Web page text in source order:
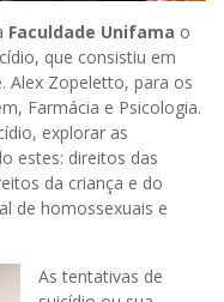
Faculdade Unifama o
que consistiu em
Alex Zopeletto, para os
Farmácia e Psicologia.
explorar as
estes: direitos das
da criança e do
de homossexuais e
As tentativas de